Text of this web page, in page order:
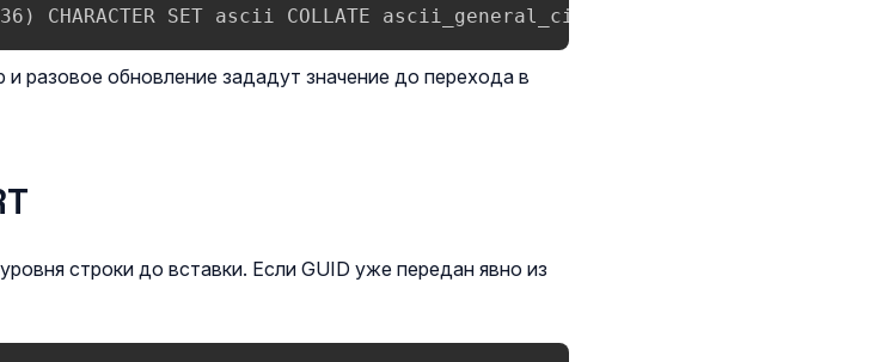
CHARACTER SET ascii COLLATE ascii_general_ci DEFAULT NULL AFTER
разовое обновление зададут значение до перехода в
строки до вставки. Если GUID уже передан явно из